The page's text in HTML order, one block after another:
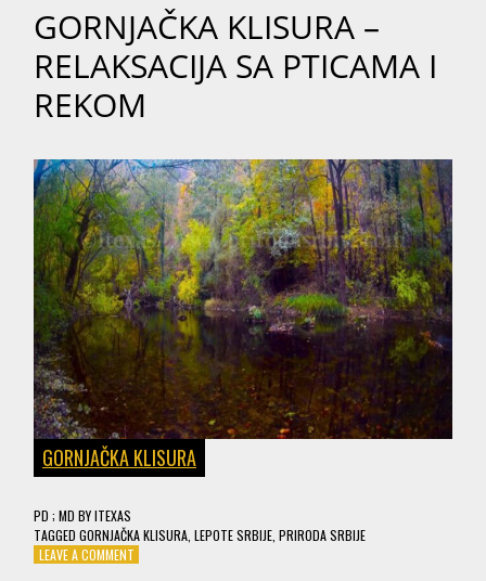
GORNJAČKA KLISURA –
RELAKSACIJA SA PTICAMA I
REKOM
GORNJAČKA KLISURA
PD ; MD BYITEXAS
TAGGED GORNJAČKA KLISURA LEPOTE SRBIJE PRIRODA SRBIJE
LEAVE A COMMENT